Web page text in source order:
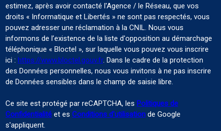
estimez, après avoir contacté l'Agence / le Réseau, que vos
droits « Informatique et Libertés » ne sont pas respectés, vous
pouvez adresser une réclamation à la CNIL. Nous vous
informons de l’existence de la liste d'opposition au démarchage
téléphonique « Bloctel », sur laquelle vous pouvez vous inscrire
ici : https://www.bloctel.gouv.fr. Dans le cadre de la protection
des Données personnelles, nous vous invitons à ne pas inscrire
de Données sensibles dans le champ de saisie libre.
Ce site est protégé par reCAPTCHA, les Politiques de
Confidentialité et es Conditions d'utilisation de Google
s'appliquent.